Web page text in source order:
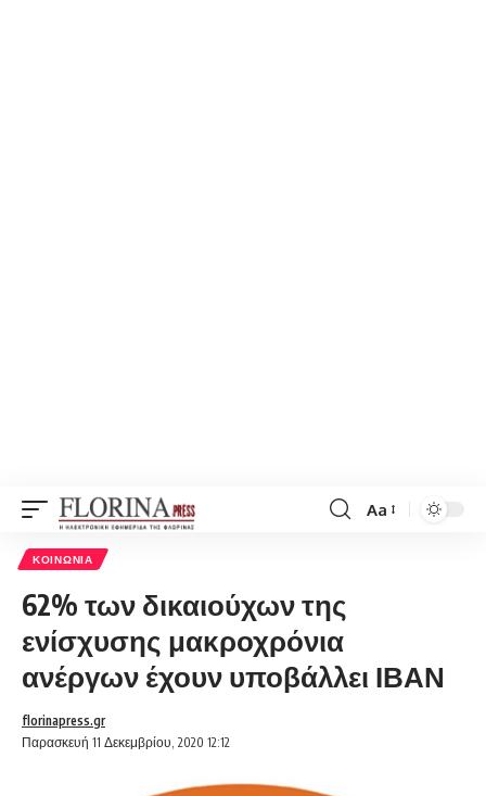
Font
Aa
ΚΟΙΝΩΝΊΑ
62% των δικαιούχων της
ενίσχυσης μακροχρόνια
ανέργων έχουν υποβάλλει ΙΒΑΝ
Παρασκευή 11 Δεκεμβρίου, 2020 12:12
florinapress.gr